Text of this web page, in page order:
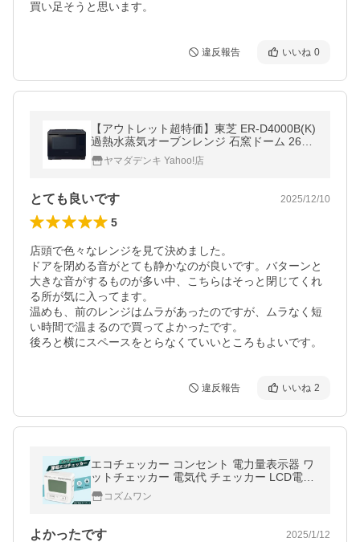
買い足そうと思います。
違反報告 いいね 0
【アウトレット超特価】東芝 ER-D4000B(K)
過熱水蒸気オーブンレンジ 石窯ドーム 26L
ブラック
ヤマダデンキ Yahoo!店
とても良いです 2025/12/10
5
店頭で色々なレンジを見て決めました。
ドアを閉める音がとても静かなのが良いです。バターンと
大きな音がするものが多い中、こちらはそっと閉じてくれ
る所が気に入ってます。
温めも、前のレンジはムラがあったのですが、ムラなく短
い時間で温まるので買ってよかったです。
後ろと横にスペースをとらなくていいところもよいです。
違反報告 いいね 2
エコチェッカー コンセント 電力量表示器 ワ
ットチェッカー 電気代 チェッカー LCD電力
計 省エネ ワット電圧/周波数/時間範囲/電気
料金CO2排出量などを表示
コズムワン
よかったです 2025/1/12